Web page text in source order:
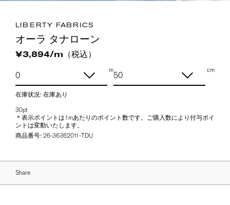
LIBERTY FABRICS
オーラ タナローン
¥3,894/m（税込）
m cm
在庫状況: 在庫あり
30pt
＊表示ポイントは1mあたりのポイント数です。ご購入数により付与ポイ
ントは変動いたします。
商品番号: 26-36362011-TDU
Share